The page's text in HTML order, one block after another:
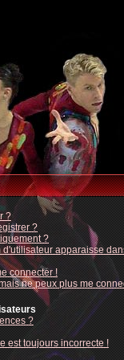
?
?
?
apparaisse
connecter !
ne peux plus me
?
est toujours incorrecte !